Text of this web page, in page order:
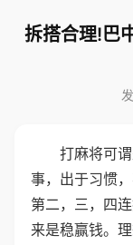
拆搭合理!巴
打麻将可
事，出于习惯
第二，三，四
来是稳赢钱。